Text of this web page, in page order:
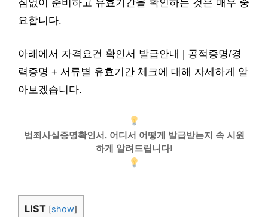
짐없이 준비하고 유효기간을 확인하는 것은 매우 중
요합니다.
아래에서 자격요건 확인서 발급안내 | 공적증명/경
력증명 + 서류별 유효기간 체크에 대해 자세하게 알
아보겠습니다.
범죄사실증명확인서, 어디서 어떻게 발급받는지 속 시원
하게 알려드립니다!
LIST [show]